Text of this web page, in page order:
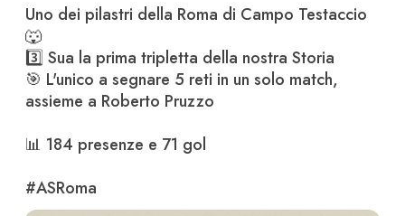
Uno dei pilastri della Roma di Campo Testaccio
🐺
3️⃣ Sua la prima tripletta della nostra Storia
🎯 L'unico a segnare 5 reti in un solo match,
assieme a Roberto Pruzzo
📊 184 presenze e 71 gol
#ASRoma